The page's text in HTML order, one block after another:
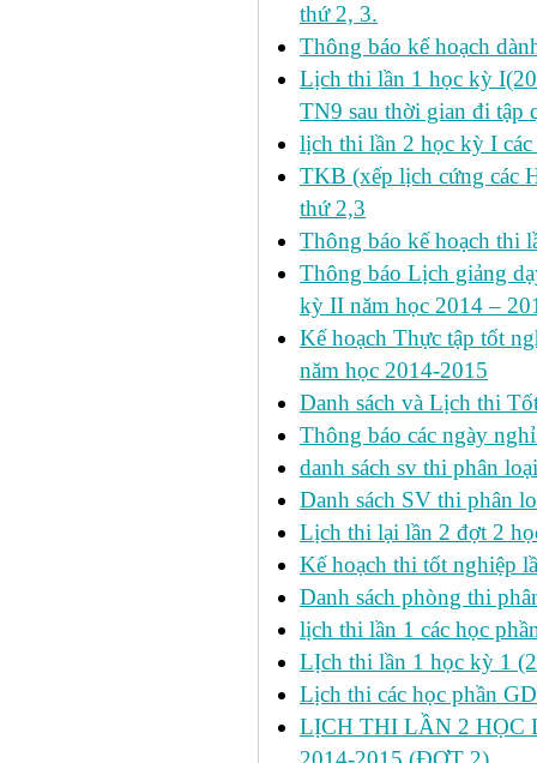
thứ 2, 3.
Thông báo kế hoạch
Lịch thi lần 1 học kỳ
TN9 sau thời gian đi tập
lịch thi lần 2 học kỳ I
TKB (xếp lịch cứng các
thứ 2,3
Thông báo kế hoạch thi
Thông báo Lịch giảng
kỳ II năm học 2014 –
Kế hoạch Thực tập tốt
năm học 2014-2015
Danh sách và Lịch thi
Thông báo các ngày
danh sách sv thi phân
Danh sách SV thi phân
Lịch thi lại lần 2 đợt 2
Kế hoạch thi tốt nghiệp
Danh sách phòng thi
lịch thi lần 1 các học
LỊch thi lần 1 học kỳ 1
Lịch thi các học phần
LỊCH THI LẦN 2